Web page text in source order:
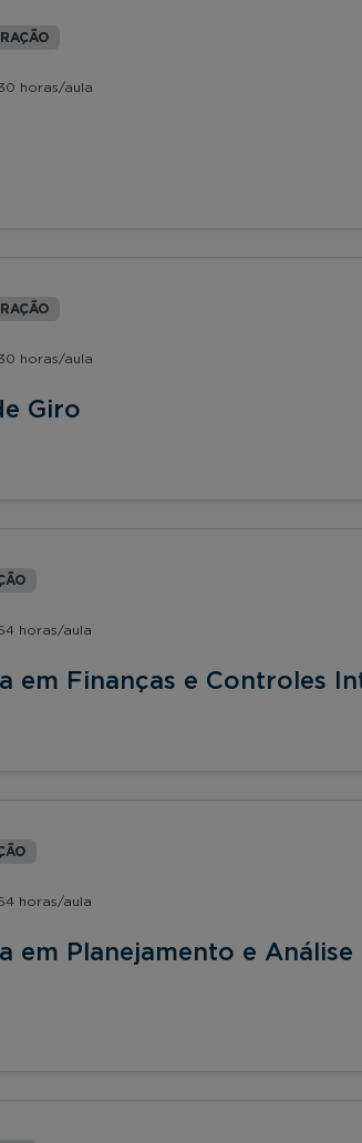
horas/aula
horas/aula
Giro
horas/aula
em Finanças e Controles
horas/aula
em Planejamento e Análise